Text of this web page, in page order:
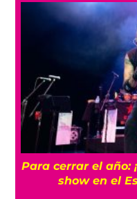
Para cerrar el año:
show en el